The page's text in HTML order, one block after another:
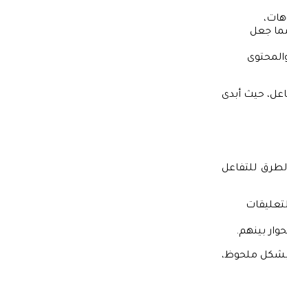
جعل
حيث أبدى
للتفاعل
بينهم.
بشكل ملحوظ،